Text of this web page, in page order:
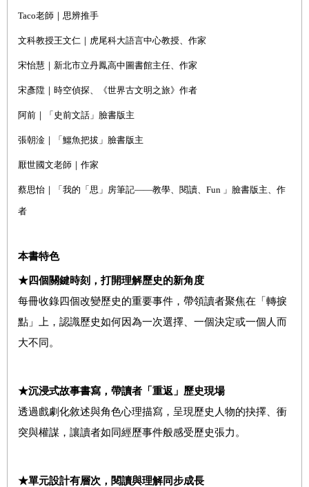
Taco老師｜思辨推手
文科教授王文仁｜虎尾科大語言中心教授、作家
宋怡慧｜新北市立丹鳳高中圖書館主任、作家
宋彥陞｜時空偵探、《世界古文明之旅》作者
阿前｜「史前文話」臉書版主
張朝淦｜「鱷魚把拔」臉書版主
厭世國文老師｜作家
蔡思怡｜「我的「思」房筆記——教學、閱讀、Fun 」臉書版主、作
者
本書特色
★四個關鍵時刻，打開理解歷史的新角度
每冊收錄四個改變歷史的重要事件，帶領讀者聚焦在「轉捩
點」上，認識歷史如何因為一次選擇、一個決定或一個人而
大不同。
★沉浸式故事書寫，帶讀者「重返」歷史現場
透過戲劇化敘述與角色心理描寫，呈現歷史人物的抉擇、衝
突與權謀，讓讀者如同經歷事件般感受歷史張力。
★單元設計有層次，閱讀與理解同步成長